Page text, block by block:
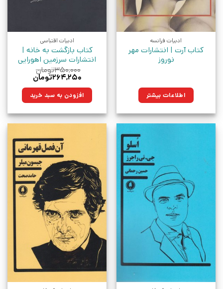
ادبیات فرانسه
کتاب آرت | انتشارات مهر
نوروز
اطلاعات بیشتر
ادبیات اقتباسی
کتاب بازگشت به خانه |
انتشارات سرزمین اهورایی
۳۵۰,۰۰۰تومان
قیمت
۳۵۰,۰۰۰تومان
بود.
۲۶۴,۲۵۰تومان
۲۶۴,۲۵۰تومان.افزودن به سبد خرید